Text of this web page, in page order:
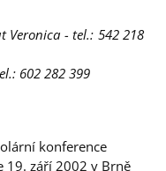
Veronica - tel.: 542 218
602 282 399
konference
19. září 2002 v Brně